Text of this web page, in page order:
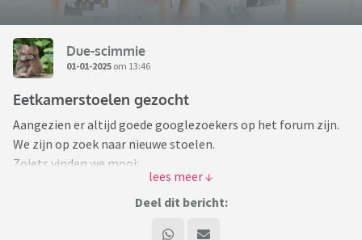
Due-scimmie
01-01-2025 om 13:46
Eetkamerstoelen gezocht
Aangezien er altijd goede googlezoekers op het forum zijn.
We zijn op zoek naar nieuwe stoelen.
Zoiets vinden we mooi:
Deel dit bericht: